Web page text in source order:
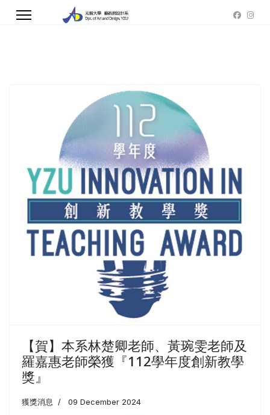
【賀】本系林楚卿老師、黃琬雯老師及
羅嘉惠老師榮獲『112學年度創新教學
獎』
獲獎消息 09 December 2024